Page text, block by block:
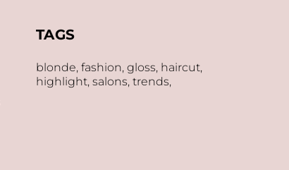
TAGS
blonde fashion gloss haircut
highlight salons trends